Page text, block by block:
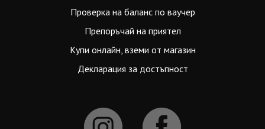
Проверка на баланс по ваучер
Препоръчай на приятел
Купи онлайн, вземи от магазин
Декларация за достъпност